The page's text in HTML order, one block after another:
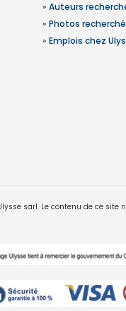
» Auteurs
» Photos
» Emplois chez
sarl. Le contenu de ce